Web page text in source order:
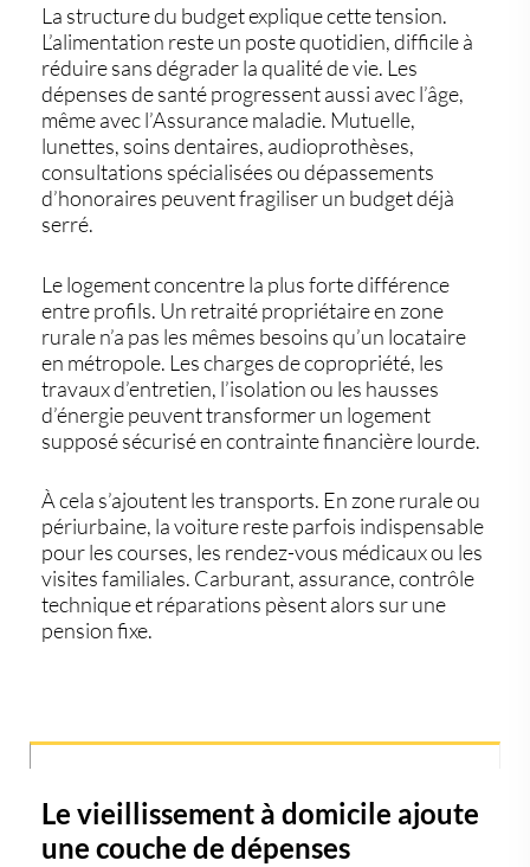
La structure du budget explique cette tension.
L’alimentation reste un poste quotidien, difficile à
réduire sans dégrader la qualité de vie. Les
dépenses de santé progressent aussi avec l’âge,
même avec l’Assurance maladie. Mutuelle,
lunettes, soins dentaires, audioprothèses,
consultations spécialisées ou dépassements
d’honoraires peuvent fragiliser un budget déjà
serré.
Le logement concentre la plus forte différence
entre profils. Un retraité propriétaire en zone
rurale n’a pas les mêmes besoins qu’un locataire
en métropole. Les charges de copropriété, les
travaux d’entretien, l’isolation ou les hausses
d’énergie peuvent transformer un logement
supposé sécurisé en contrainte financière lourde.
À cela s’ajoutent les transports. En zone rurale ou
périurbaine, la voiture reste parfois indispensable
pour les courses, les rendez-vous médicaux ou les
visites familiales. Carburant, assurance, contrôle
technique et réparations pèsent alors sur une
pension fixe.
Le vieillissement à domicile ajoute
une couche de dépenses